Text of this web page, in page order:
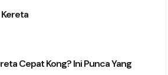
Cepat Kong? Ini Punca Yang